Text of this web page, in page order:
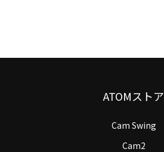
ATOMストア
Cam Swing
Cam2